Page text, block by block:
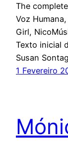
The
Voz
Girl,
Texto inicial
Susan
1 Fevereiro